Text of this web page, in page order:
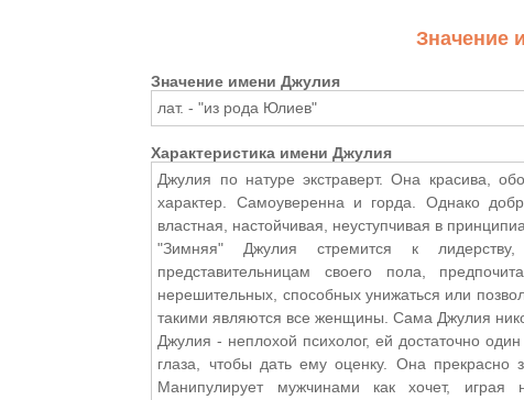
Значение
Значение имени Джулия
лат. - "из рода Юлиев"
Характеристика имени Джулия
Джулия по натуре экстраверт. Она красива,
характер. Самоуверенна и горда. Однако
властная, настойчивая, неуступчивая в
"Зимняя" Джулия стремится к
представительницам своего пола,
нерешительных, способных унижаться или
такими являются все женщины. Сама Джулия
Джулия - неплохой психолог, ей достаточно
глаза, чтобы дать ему оценку. Она прекрасно
Манипулирует мужчинами как хочет,